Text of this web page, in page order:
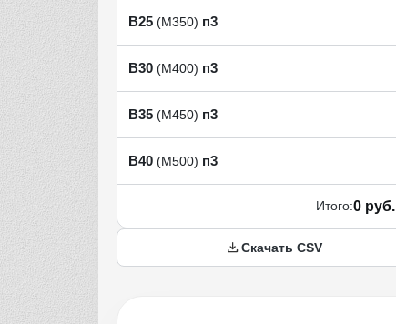
В25 (М350) п3
В30 (М400) п3
В35 (М450) п3
В40 (М500) п3
Итого:0 руб.
Скачать CSV